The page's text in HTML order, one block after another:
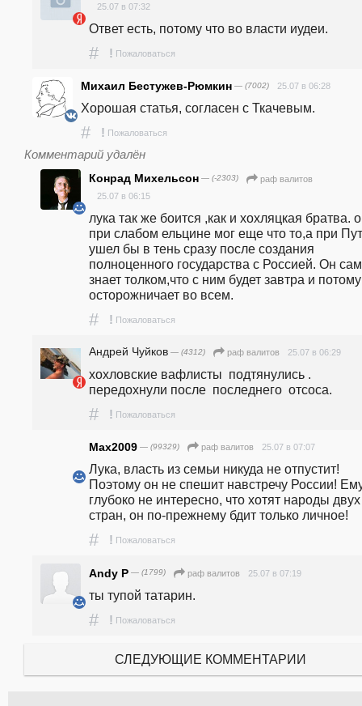
25.07 в 07:32
Ответ есть, потому что во власти иудеи.
# ! Пожаловаться
Михаил Бестужев-Рюмкин — (7002) 25.07 в 06:28
Хорошая статья, согласен с Ткачевым.
# ! Пожаловаться
Комментарий удалён
Конрад Михельсон — (-2303)
раф валитов
25.07 в 06:15
лука так же боится ,как и хохляцкая братва.
при слабом ельцине мог еще что то,а при
ушел бы в тень сразу после создания
полноценного государства с Россией. Он
знает толком,что с ним будет завтра и потому
осторожничает во всем.
# ! Пожаловаться
Андрей Чуйков — (4312) раф валитов 25.07 в 06:29
хохловские вафлисты  подтянулись .
передохнули после  последнего  отсоса.
# ! Пожаловаться
Max2009 — (99329) раф валитов 25.07 в 07:07
Лука, власть из семьи никуда не отпустит!
Поэтому он не спешит навстречу России!
глубоко не интересно, что хотят народы двух
стран, он по-прежнему бдит только личное!
# ! Пожаловаться
Andy P — (1799) раф валитов 25.07 в 07:19
ты тупой татарин.
# ! Пожаловаться
СЛЕДУЮЩИЕ КОММЕНТАРИИ